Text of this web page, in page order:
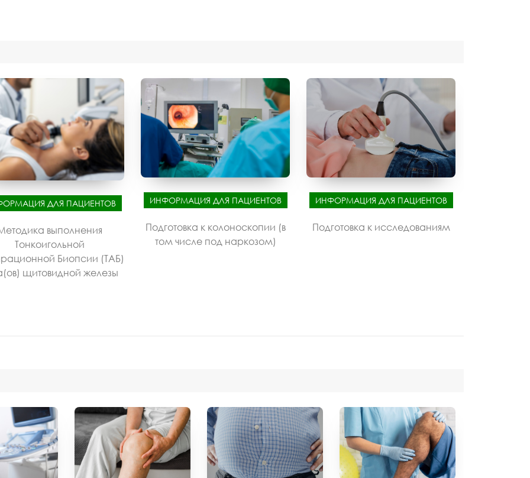
ДЛЯ ПАЦИЕНТОВ
выполнения
Тонкоигольной
Биопсии (ТАБ)
щитовидной железы
ИНФОРМАЦИЯ ДЛЯ ПАЦИЕНТОВ
Подготовка к колоноскопии (в
том числе под наркозом)
ИНФОРМАЦИЯ ДЛЯ ПАЦИЕНТОВ
Подготовка к исследованиям